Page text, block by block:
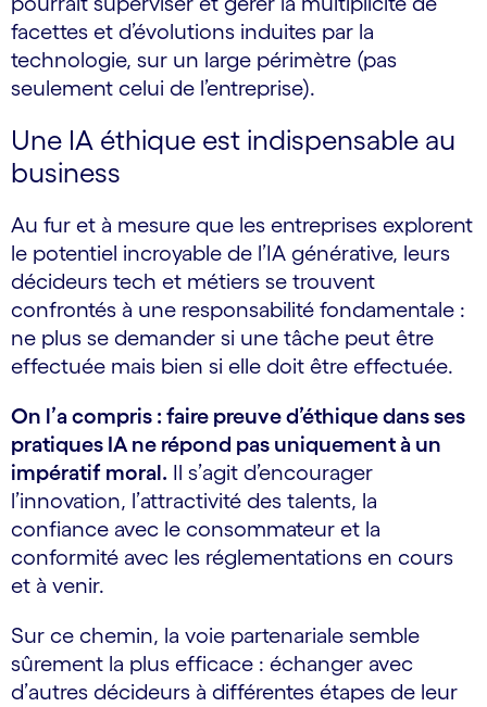
facettes et d’évolutions induites par la
technologie, sur un large périmètre (pas
seulement celui de l’entreprise).
Une IA éthique est indispensable au
business
Au fur et à mesure que les entreprises explorent
le potentiel incroyable de l’IA générative, leurs
décideurs tech et métiers se trouvent
confrontés à une responsabilité fondamentale :
ne plus se demander si une tâche peut être
effectuée mais bien si elle doit être effectuée.
On l’a compris : faire preuve d’éthique dans ses
pratiques IA ne répond pas uniquement à un
impératif moral. Il s’agit d’encourager
l’innovation, l’attractivité des talents, la
confiance avec le consommateur et la
conformité avec les réglementations en cours
et à venir.
Sur ce chemin, la voie partenariale semble
sûrement la plus efficace : échanger avec
d’autres décideurs à différentes étapes de leur